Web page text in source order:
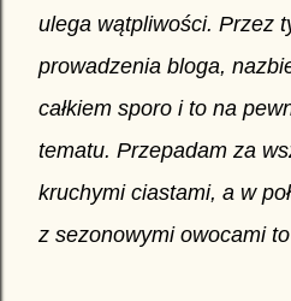
ulega wątpliwości. Przez
prowadzenia bloga,
całkiem sporo i to na
tematu. Przepadam za
kruchymi ciastami, a w
z sezonowymi owocami